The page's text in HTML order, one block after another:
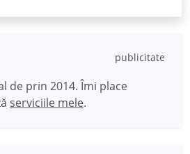
publicitate
de prin 2014. Îmi place
serviciile mele.